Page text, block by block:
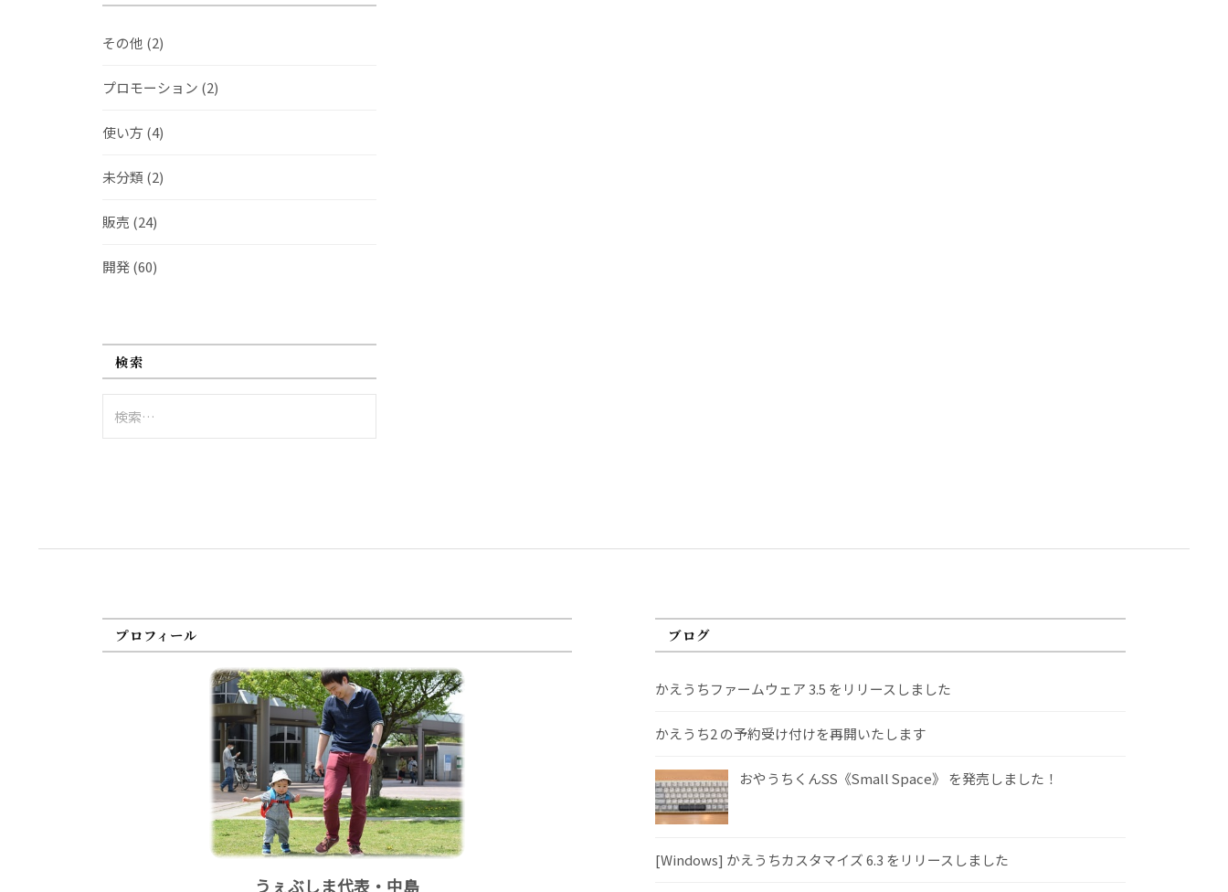
その他 (2)
プロモーション (2)
使い方 (4)
未分類 (2)
販売 (24)
開発(60)
検索
索:
プロフィール
うぇぶしま代表・中島
ブログ
かえうちファームウェア 3.5 をリリースしました
かえうち2 の予約受け付けを再開いたします
おやうちくんSS《Small Space》 を発売しました！
[Windows] かえうちカスタマイズ 6.3 をリリースしました